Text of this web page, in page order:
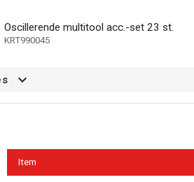
Oscillerende multitool acc.-set 23 st.
KRT990045
Item